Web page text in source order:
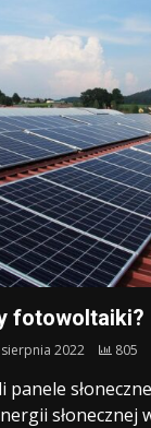
fotowoltaiki?
2022 805
panele
słonecznej